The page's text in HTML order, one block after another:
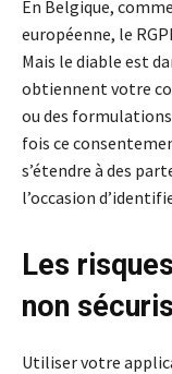
En Belgique,
européenne, le
Mais le diable est
obtiennent votre
ou des
fois ce
s’étendre à des
l’occasion
Les
non
Utiliser votre